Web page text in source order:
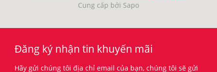
Cung cấp bởi Sapo
Đăng ký nhận tin khuyến mãi
Hãy gửi chúng tôi địa chỉ email của bạn, chúng tôi sẽ gửi